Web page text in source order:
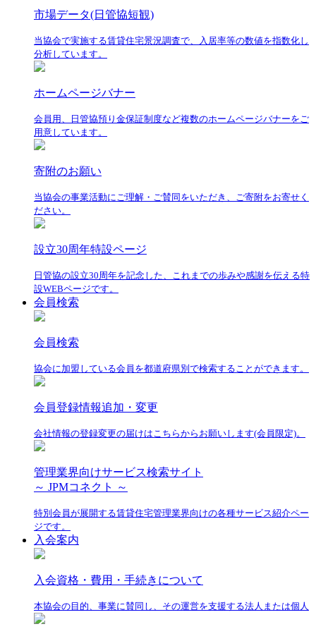
市場データ(日管協短観)
当協会で実施する賃貸住宅景況調査で、入居率等の数値を指数化し
分析しています。
ホームページバナー
会員用、日管協預り金保証制度など複数のホームページバナーをご
用意しています。
寄附のお願い
当協会の事業活動にご理解・ご賛同をいただき、ご寄附をお寄せく
ださい。
設立30周年特設ページ
日管協の設立30周年を記念した、これまでの歩みや感謝を伝える特
設WEBページです。
会員検索
会員検索
協会に加盟している会員を都道府県別で検索することができます。
会員登録情報追加・変更
会社情報の登録変更の届けはこちらからお願いします(会員限定)。
管理業界向けサービス検索サイト
～ JPMコネクト ～
特別会員が展開する賃貸住宅管理業界向けの各種サービス紹介ペー
ジです。
入会案内
入会資格・費用・手続きについて
本協会の目的、事業に賛同し、その運営を支援する法人または個人